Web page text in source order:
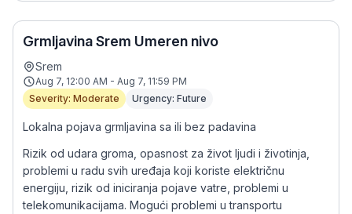
Grmljavina Srem Umeren nivo
Srem
Aug 7, 12:00 AM - Aug 7, 11:59 PM
Severity: Moderate
Urgency: Future
Lokalna pojava grmljavina sa ili bez padavina
Rizik od udara groma, opasnost za život ljudi i životinja,
problemi u radu svih uređaja koji koriste električnu
energiju, rizik od iniciranja pojave vatre, problemi u
telekomunikacijama. Mogući problemi u transportu